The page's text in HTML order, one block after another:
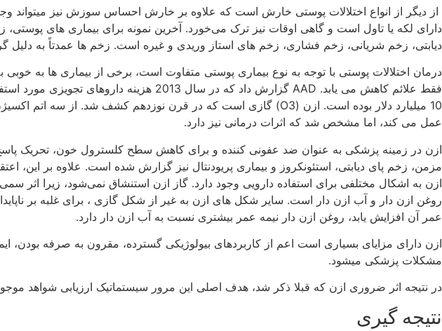
از دیگر از انواع اختلالات پوستی خارش است که علاوه بر خارش احساس سوزش نیز
دارای لکه یا تاول است و گاهی اوقات نیز ترک می‌خورد. آخرین نمونه برای بیماری های
دیابتی، زخم شریانی، زخم فشاری، زخم های استاز وریدی و غیره است. زخم ها عمدتاً به
درمان اختلالات پوستی با توجه به نوع بیماری پوستی متفاوت است، برخی از بیماری ها به
عمل می کند، اما مشخص شد که اثرات درمانی نیز دارد.
ازن در زمینه پزشکی به عنوان ضد عفونی کننده و برای کاهش سطح کلسترول خون، تحریک
مزمن، زخم پای دیابتی، استئونکروز و بیماری پریودنتال نیز گزارش شده است. علاوه بر این،
ازن به اشکال مختلفی برای استفاده دارویی وجود دارد. گاز ازن استنشاق نمی‌شود، زیرا
روغن ازن دار و آب ازن دار است. سایر شکل های ازن به غیر از شکل گازی ، برای غلبه بر
عمر آن افزایش یابد، روغن ازن دار نیمه عمر بیشتری نسبت به آب ازن دار دارد.
ازن دارای مزایای بسیاری است اعم از کاربردهای بیولوژیکی گسترده، مقرون به صرفه
مشکلات پزشکی میشود.
در نتیجه اثر ضروری ازن که قبلا ذکر شد، هدف اصلی این مرور سیستماتیک ارزیابی شواهد
نتیجه گیری